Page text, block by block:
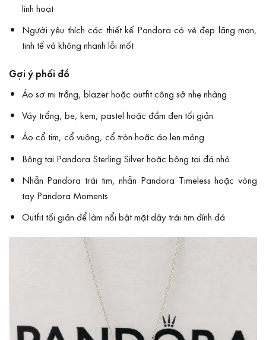
linh hoạt
Người yêu thích các thiết kế Pandora có vẻ đẹp lãng mạn,
tinh tế và không nhanh lỗi mốt
Gợi ý phối đồ
Áo sơ mi trắng, blazer hoặc outfit công sở nhẹ nhàng
Váy trắng, be, kem, pastel hoặc đầm đen tối giản
Áo cổ tim, cổ vuông, cổ tròn hoặc áo len mỏng
Bông tai Pandora Sterling Silver hoặc bông tai đá nhỏ
Nhẫn Pandora trái tim, nhẫn Pandora Timeless hoặc vòng
tay Pandora Moments
Outfit tối giản để làm nổi bật mặt dây trái tim đính đá